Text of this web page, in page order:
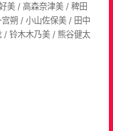
美 / 高森奈津美 / 稗田
朔 / 小山佐保美 / 田中
/ 铃木木乃美 / 熊谷健太